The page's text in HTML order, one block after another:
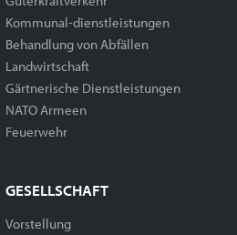
Kommunal-dienstleistungen
Behandlung von Abfällen
Landwirtschaft
Gärtnerische Dienstleistungen
NATO Armeen
Feuerwehr
GESELLSCHAFT
Vorstellung